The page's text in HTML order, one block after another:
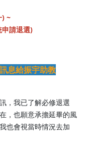
) ~
請退選)
息給振宇助教
，我已了解必修退選
，也願意承擔延畢的風
也會視當時情況去加